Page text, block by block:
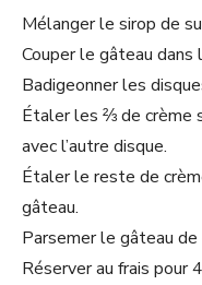
Mélanger le sirop de
Couper le gâteau dans
Badigeonner les
Étaler les ⅔ de crème
avec l’autre disque.
Étaler le reste de
gâteau.
Parsemer le gâteau de
Réserver au frais pour